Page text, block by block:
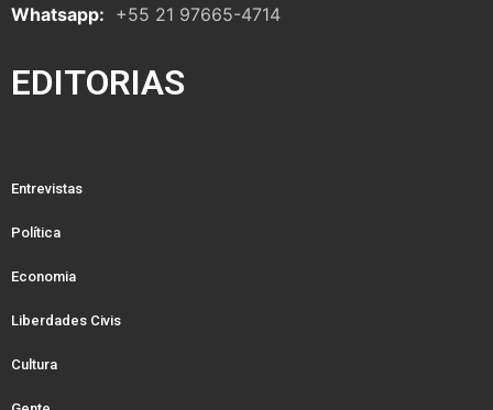
Whatsapp: +55 21 97665-4714
EDITORIAS
Entrevistas
Política
Economia
Liberdades Civis
Cultura